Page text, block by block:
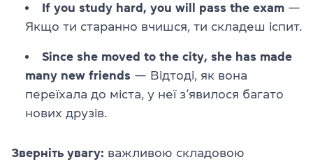
If you study hard, you will pass the exam —
Якщо ти старанно вчишся, ти складеш іспит.
Since she moved to the city, she has made
many new friends — Відтоді, як вона
переїхала до міста, у неї з’явилося багато
нових друзів.
Зверніть увагу: важливою складовою